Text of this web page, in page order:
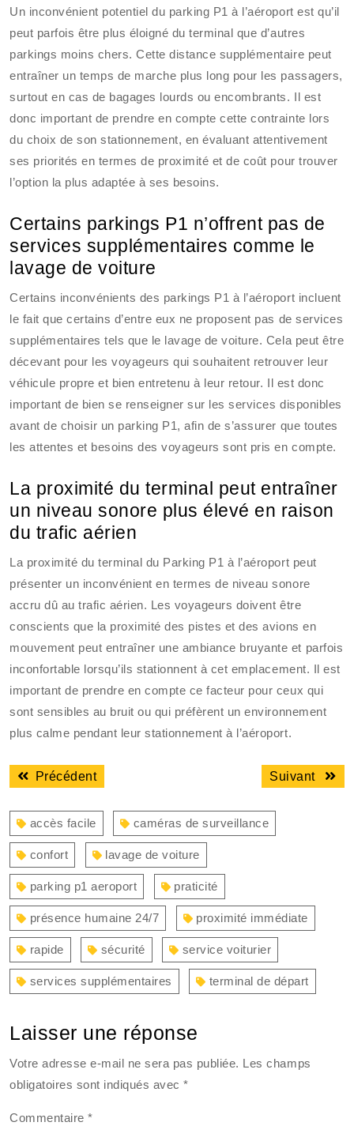
Un inconvénient potentiel du parking P1 à l’aéroport est qu’il
peut parfois être plus éloigné du terminal que d’autres
parkings moins chers. Cette distance supplémentaire peut
entraîner un temps de marche plus long pour les passagers,
surtout en cas de bagages lourds ou encombrants. Il est
donc important de prendre en compte cette contrainte lors
du choix de son stationnement, en évaluant attentivement
ses priorités en termes de proximité et de coût pour trouver
l’option la plus adaptée à ses besoins.
Certains parkings P1 n’offrent pas de
services supplémentaires comme le
lavage de voiture
Certains inconvénients des parkings P1 à l’aéroport incluent
le fait que certains d’entre eux ne proposent pas de services
supplémentaires tels que le lavage de voiture. Cela peut être
décevant pour les voyageurs qui souhaitent retrouver leur
véhicule propre et bien entretenu à leur retour. Il est donc
important de bien se renseigner sur les services disponibles
avant de choisir un parking P1, afin de s’assurer que toutes
les attentes et besoins des voyageurs sont pris en compte.
La proximité du terminal peut entraîner
un niveau sonore plus élevé en raison
du trafic aérien
La proximité du terminal du Parking P1 à l’aéroport peut
présenter un inconvénient en termes de niveau sonore
accru dû au trafic aérien. Les voyageurs doivent être
conscients que la proximité des pistes et des avions en
mouvement peut entraîner une ambiance bruyante et parfois
inconfortable lorsqu’ils stationnent à cet emplacement. Il est
important de prendre en compte ce facteur pour ceux qui
sont sensibles au bruit ou qui préfèrent un environnement
plus calme pendant leur stationnement à l’aéroport.
Navigation
de
l’article
PrécédentArticle
:
Suivant
accès facile caméras de surveillance
confort lavage de voiture
parking p1 aeroport praticité
présence humaine 24/7 proximité immédiate
rapide sécurité service voiturier
services supplémentaires terminal de départ
Laisser une réponse
Votre adresse e-mail ne sera pas publiée. Les champs
obligatoires sont indiqués avec*
Commentaire*